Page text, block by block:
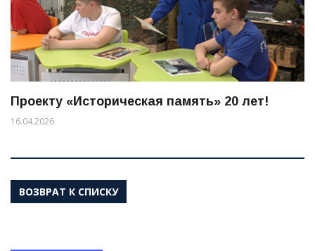
Проекту «Историческая память» 20 лет!
16.04.2026
ВОЗВРАТ К СПИСКУ